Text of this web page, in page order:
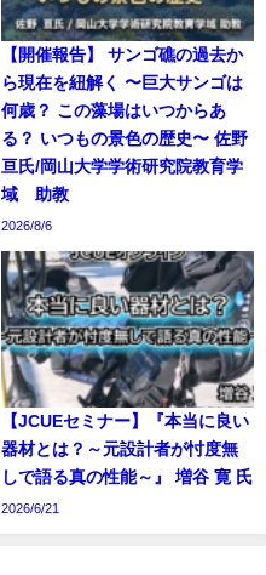
【開催報告】 サンゴ礁の過去か
ら現在を紐解く 〜巨大サンゴは
何歳？ この藻場はいつからあ
る？ いつもの景色の歴史〜 佐野
亘氏/岡山大学学術研究院教育学
域 助教
2026/8/6
【JCUEセミナー】『本当に良い
器材とは？～元設計者が忖度無
しで語る真の性能～』 増谷 寛 氏
2026/6/21